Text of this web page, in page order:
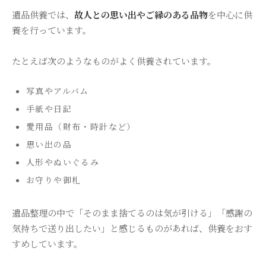
遺品供養では、 故人との思い出やご縁のある品物を中心に供
養を行っています。
たとえば次のようなものがよく供養されています。
写真やアルバム
手紙や日記
愛用品（財布・時計など）
思い出の品
人形やぬいぐるみ
お守りや御札
遺品整理の中で「そのまま捨てるのは気が引ける」「感謝の
気持ちで送り出したい」と感じるものがあれば、供養をおす
すめしています。